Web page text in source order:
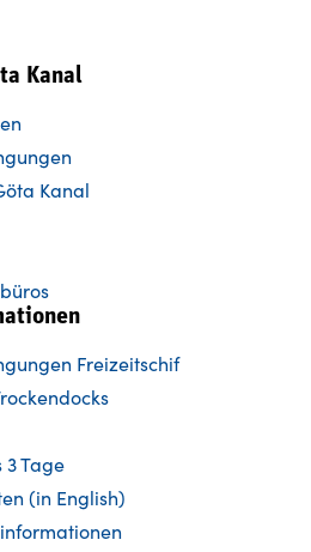
Kanal
Kanal
Freizeitschif
3 Tage
(in English)